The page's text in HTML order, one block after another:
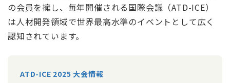
の会員を擁し、毎年開催される国際会議（ATD-ICE）
は人材開発領域で世界最高水準のイベントとして広く
認知されています。
ATD-ICE 2025 大会情報